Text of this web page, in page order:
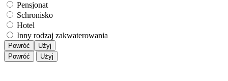
Pensjonat
Schronisko
Hotel
Inny rodzaj zakwaterowania
Powróć
Użyj
Powróć
Użyj